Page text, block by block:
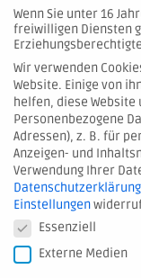
©
Wenn Sie unter 16
freiwilligen Diensten
Wir verwenden
Website. Einige von
helfen, diese
Personenbezogene
Adressen), z. B. für
Anzeigen- und
Verwendung Ihrer
Datenschutzerklärung
Einstellungen
Essenziell
Externe Medien